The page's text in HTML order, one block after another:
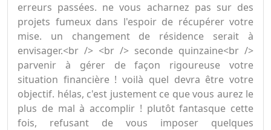
erreurs passées. ne vous acharnez pas sur des
projets fumeux dans l'espoir de récupérer votre
mise. un changement de résidence serait à
envisager.<br /> <br /> seconde quinzaine<br />
parvenir à gérer de façon rigoureuse votre
situation financière ! voilà quel devra être votre
objectif. hélas, c'est justement ce que vous aurez le
plus de mal à accomplir ! plutôt fantasque cette
fois, refusant de vous imposer quelques